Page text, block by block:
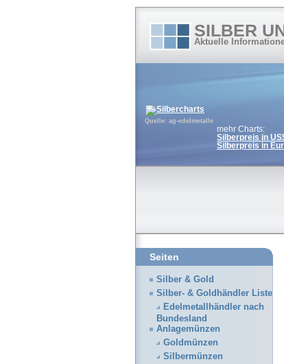
SILBER
Aktuelle
Quelle: ag-edelmetalle
mehr Charts:
Silberpreis in
Silberpreis in
Seiten
Silber & Gold
Silber- & Goldhändler Liste
Edelmetallhändler nach
Bundesland
Anlagemünzen
Goldmünzen
Silbermünzen